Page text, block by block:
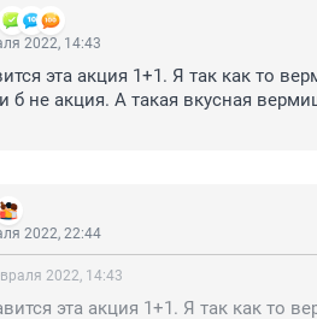
2022, 14:43
эта акция 1+1. Я так как то
б не акция. А такая вкусная
2022, 22:44
2022, 14:43